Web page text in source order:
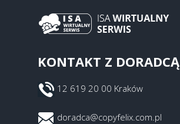
KONTAKT Z DORADCĄ
12 619 20 00 Kraków
doradca@copyfelix.com.pl